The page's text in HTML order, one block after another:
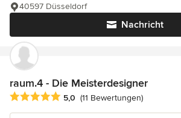
Nachricht
40597 Düsseldorf
raum.4 - Die Meisterdesigner
Durchschnittliche Bewertung: 5 von 5
5,0 (11 Bewertungen)